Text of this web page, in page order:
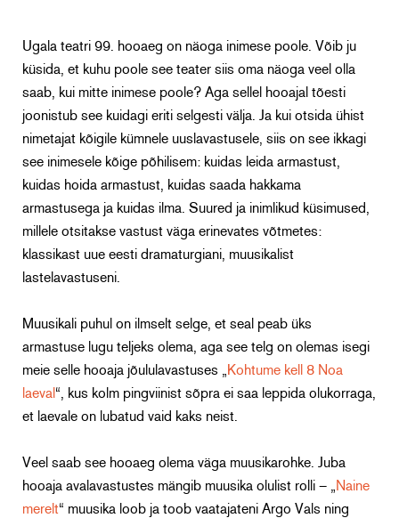
Ugala teatri 99. hooaeg on näoga inimese poole. Võib ju
küsida, et kuhu poole see teater siis oma näoga veel olla
saab, kui mitte inimese poole? Aga sellel hooajal tõesti
joonistub see kuidagi eriti selgesti välja. Ja kui otsida ühist
nimetajat kõigile kümnele uuslavastusele, siis on see ikkagi
see inimesele kõige põhilisem: kuidas leida armastust,
kuidas hoida armastust, kuidas saada hakkama
armastusega ja kuidas ilma. Suured ja inimlikud küsimused,
millele otsitakse vastust väga erinevates võtmetes:
klassikast uue eesti dramaturgiani, muusikalist
lastelavastuseni.
Muusikali puhul on ilmselt selge, et seal peab üks
armastuse lugu teljeks olema, aga see telg on olemas isegi
meie selle hooaja jõululavastuses „
Kohtume kell 8 Noa
laeval “, kus kolm pingviinist sõpra ei saa leppida olukorraga,
et laevale on lubatud vaid kaks neist.
Veel saab see hooaeg olema väga muusikarohke. Juba
hooaja avalavastustes mängib muusika olulist rolli – „
Naine
merelt“ muusika loob ja toob vaatajateni Argo Vals ning